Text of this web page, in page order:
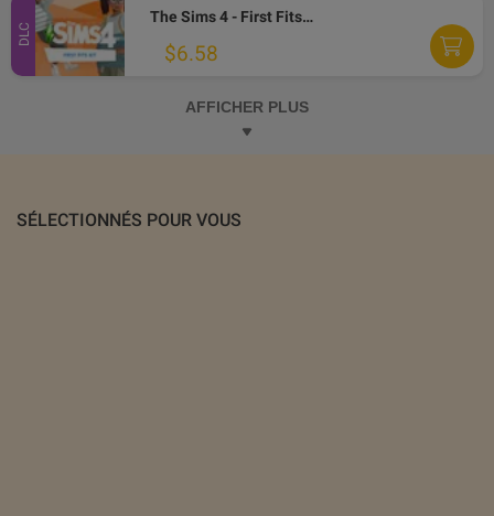
DLC
The Sims 4 - First Fits Kit DLC EA App CD Key
$6.58
AFFICHER PLUS
SÉLECTIONNÉS POUR VOUS